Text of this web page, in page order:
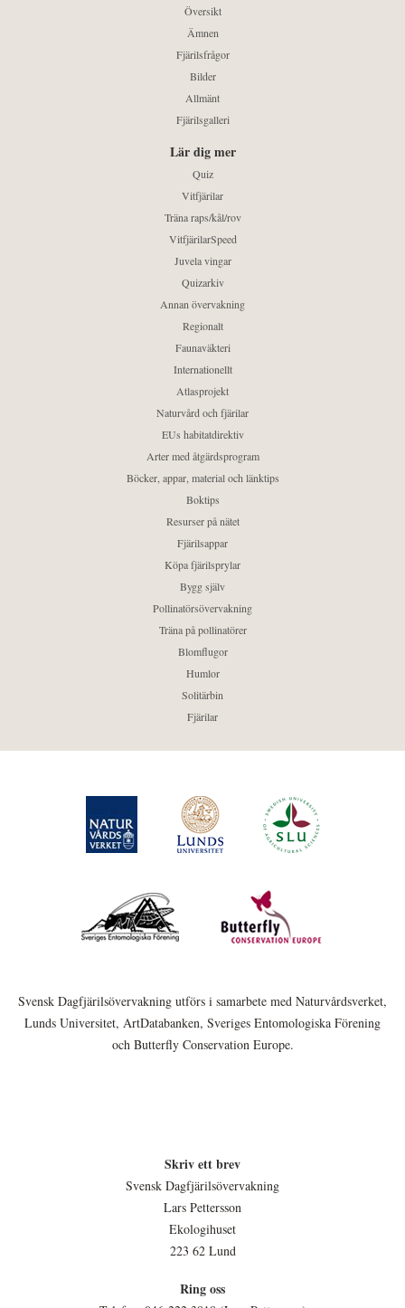
Översikt
Ämnen
Fjärilsfrågor
Bilder
Allmänt
Fjärilsgalleri
Lär dig mer
Quiz
Vitfjärilar
Träna raps/kål/rov
VitfjärilarSpeed
Juvela vingar
Quizarkiv
Annan övervakning
Regionalt
Faunaväkteri
Internationellt
Atlasprojekt
Naturvård och fjärilar
EUs habitatdirektiv
Arter med åtgärdsprogram
Böcker, appar, material och länktips
Boktips
Resurser på nätet
Fjärilsappar
Köpa fjärilsprylar
Bygg själv
Pollinatörsövervakning
Träna på pollinatörer
Blomflugor
Humlor
Solitärbin
Fjärilar
Svensk Dagfjärilsövervakning utförs i samarbete med Naturvårdsverket,
Lunds Universitet, ArtDatabanken, Sveriges Entomologiska Förening
och Butterfly Conservation Europe.
Skriv ett brev
Svensk Dagfjärilsövervakning
Lars Pettersson
Ekologihuset
223 62 Lund
Ring oss